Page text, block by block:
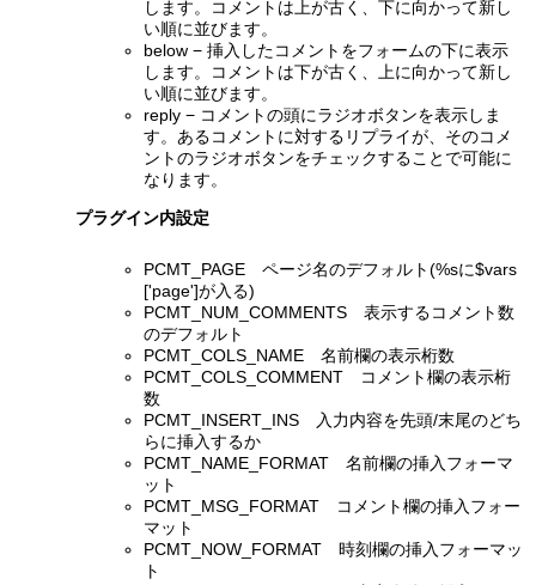
します。コメントは上が古く、下に向かって新し
い順に並びます。
below − 挿入したコメントをフォームの下に表示
します。コメントは下が古く、上に向かって新し
い順に並びます。
reply − コメントの頭にラジオボタンを表示しま
す。あるコメントに対するリプライが、そのコメ
ントのラジオボタンをチェックすることで可能に
なります。
プラグイン内設定
PCMT_PAGE ページ名のデフォルト(%sに$vars
['page']が入る)
PCMT_NUM_COMMENTS 表示するコメント数
のデフォルト
PCMT_COLS_NAME 名前欄の表示桁数
PCMT_COLS_COMMENT コメント欄の表示桁
数
PCMT_INSERT_INS 入力内容を先頭/末尾のどち
らに挿入するか
PCMT_NAME_FORMAT 名前欄の挿入フォーマ
ット
PCMT_MSG_FORMAT コメント欄の挿入フォー
マット
PCMT_NOW_FORMAT 時刻欄の挿入フォーマッ
ト